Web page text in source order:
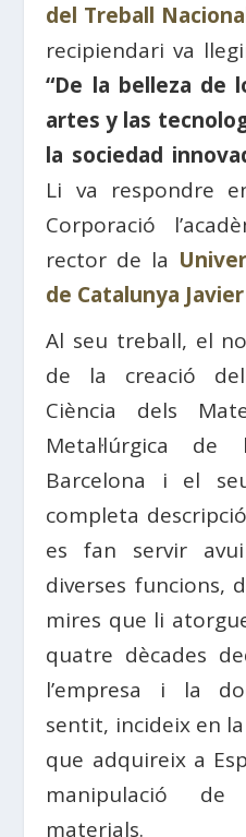
del Treball
recipiendari va
“De la belleza de
artes y las
la sociedad
Li va respondre
Corporació
rector de la
de Catalunya
Al seu treball, el
de la creació
Ciència dels
Metal·lúrgica
Barcelona i el
completa
es fan servir
diverses funcions,
mires que li
quatre dècades
l’empresa i la
sentit, incideix en
que adquireix a
manipulació de
materials.